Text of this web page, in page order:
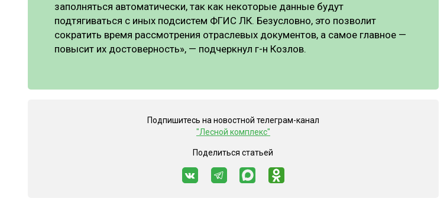
заполняться автоматически, так как некоторые данные будут
подтягиваться с иных подсистем ФГИС ЛК. Безусловно, это позволит
сократить время рассмотрения отраслевых документов, а самое главное —
повысит их достоверность», — подчеркнул г-н Козлов.
Подпишитесь на новостной телеграм-канал
"Лесной комплекс"
Поделиться статьей